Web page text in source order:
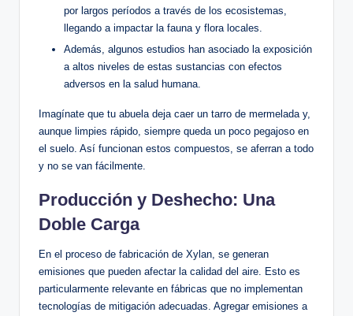
por largos períodos a través de los⁣ ecosistemas,
llegando a impactar ‍la⁤ fauna y flora locales.
Además,‌ algunos estudios han ‌asociado la exposición
a altos niveles de estas ​sustancias ​con efectos
adversos en la salud humana.
Imagínate que tu ⁢abuela deja caer un tarro de mermelada y,
aunque limpies rápido, siempre queda ‍un ‌poco ​pegajoso en
el suelo. Así ​funcionan estos compuestos, se aferran ‍a todo
y​ no se van fácilmente.
Producción y Deshecho: Una⁤
Doble⁤ Carga
En el ⁤proceso de fabricación de Xylan, se generan
emisiones que pueden ⁤afectar‌ la calidad del aire. Esto es ​
particularmente‍ relevante en⁢ fábricas ⁢que no implementan
tecnologías de ⁣mitigación adecuadas. Agregar ‍emisiones ​a